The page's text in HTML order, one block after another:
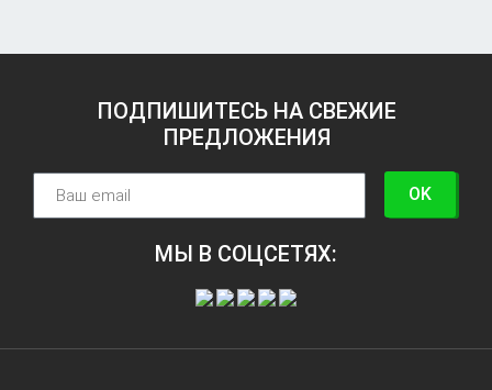
ПОДПИШИТЕСЬ НА СВЕЖИЕ
ПРЕДЛОЖЕНИЯ
OK
МЫ В СОЦСЕТЯХ: